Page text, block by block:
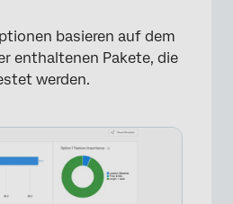
basieren auf dem
enthaltenen Pakete, die
werden.